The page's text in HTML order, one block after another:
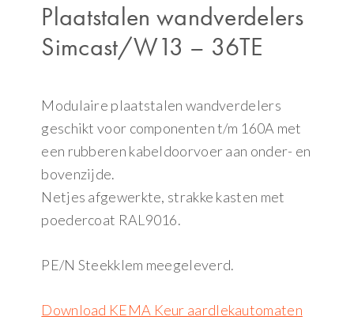
Plaatstalen wandverdelers
Simcast/W13 – 36TE
Modulaire plaatstalen wandverdelers
geschikt voor componenten t/m 160A met
een rubberen kabeldoorvoer aan onder- en
bovenzijde.
Netjes afgewerkte, strakke kasten met
poedercoat RAL9016.
PE/N Steekklem meegeleverd.
Download KEMA Keur aardlekautomaten